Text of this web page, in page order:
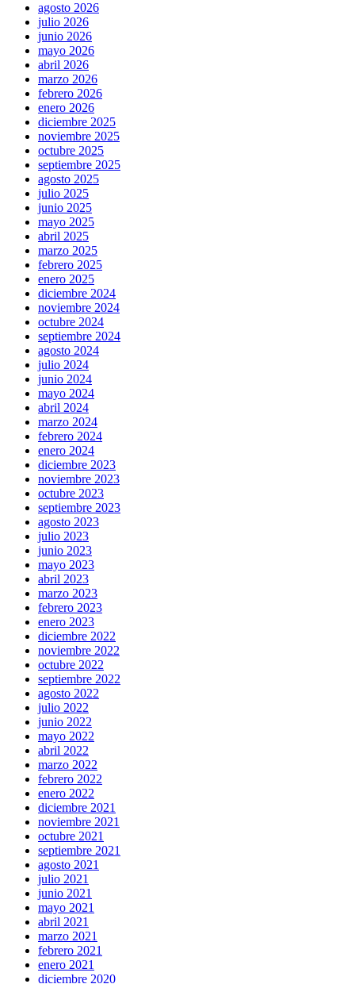
agosto 2026
julio 2026
junio 2026
mayo 2026
abril 2026
marzo 2026
febrero 2026
enero 2026
diciembre 2025
noviembre 2025
octubre 2025
septiembre 2025
agosto 2025
julio 2025
junio 2025
mayo 2025
abril 2025
marzo 2025
febrero 2025
enero 2025
diciembre 2024
noviembre 2024
octubre 2024
septiembre 2024
agosto 2024
julio 2024
junio 2024
mayo 2024
abril 2024
marzo 2024
febrero 2024
enero 2024
diciembre 2023
noviembre 2023
octubre 2023
septiembre 2023
agosto 2023
julio 2023
junio 2023
mayo 2023
abril 2023
marzo 2023
febrero 2023
enero 2023
diciembre 2022
noviembre 2022
octubre 2022
septiembre 2022
agosto 2022
julio 2022
junio 2022
mayo 2022
abril 2022
marzo 2022
febrero 2022
enero 2022
diciembre 2021
noviembre 2021
octubre 2021
septiembre 2021
agosto 2021
julio 2021
junio 2021
mayo 2021
abril 2021
marzo 2021
febrero 2021
enero 2021
diciembre 2020